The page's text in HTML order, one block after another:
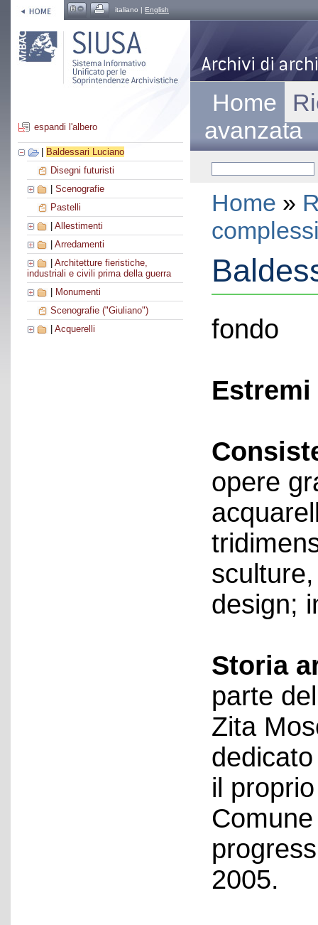
italiano | English
espandi l'albero
Baldessari Luciano
Disegni futuristi
Scenografie
Pastelli
Allestimenti
Arredamenti
Architetture fieristiche,
industriali e civili prima della guerra
Monumenti
Scenografie ("Giuliano")
Acquerelli
Home
avanzata
Home »
fondo
opere
design;
Storia
parte
Zita
il
2005.